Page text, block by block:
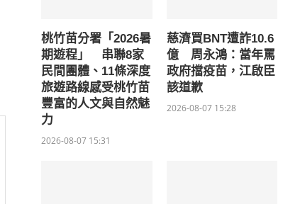
桃竹苗分署「2026暑
期遊程」 串聯8家
民間團體、11條深度
旅遊路線感受桃竹苗
豐富的人文與自然魅
力
2026-08-07 15:31
慈濟買BNT遭詐10.6
億 周永鴻：當年罵
政府擋疫苗，江啟臣
該道歉
2026-08-07 15:28